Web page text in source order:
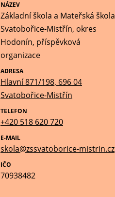
NÁZEV
Základní škola a Mateřská škola
Svatobořice-Mistřín, okres
Hodonín, příspěvková
organizace
ADRESA
Hlavní 871/198, 696 04
Svatobořice-Mistřín
TELEFON
+420 518 620 720
E-MAIL
skola@zssvatoborice-mistrin.cz
IČO
70938482